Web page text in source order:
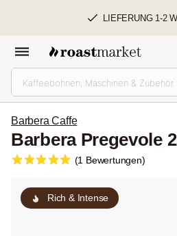
LIEFERUNG 1-2
Barbera Caffe
Barbera Pregevole
(1 Bewertungen)
Rich & Intense